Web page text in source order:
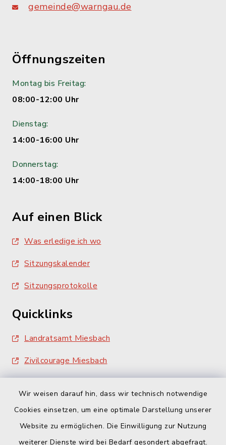
Wir weisen darauf hin, dass wir technisch notwendige
Cookies einsetzen, um eine optimale Darstellung unserer
Website zu ermöglichen. Die Einwilligung zur Nutzung
weiterer Dienste wird bei Bedarf gesondert abgefragt.
gemeinde@warngau.de
Öffnungszeiten
Montag bis Freitag:
08:00-12:00 Uhr
Dienstag:
14:00-16:00 Uhr
Donnerstag:
14:00-18:00 Uhr
Auf einen Blick
Was erledige ich wo
Sitzungskalender
Sitzungsprotokolle
Quicklinks
Landratsamt Miesbach
Zivilcourage Miesbach